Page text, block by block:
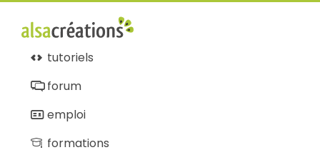
tutoriels
forum
emploi
formations